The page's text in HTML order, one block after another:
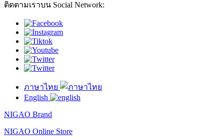
ติดตามเราบน Social Network:
ภาษาไทย
English
NIGAO Brand
NIGAO Online Store